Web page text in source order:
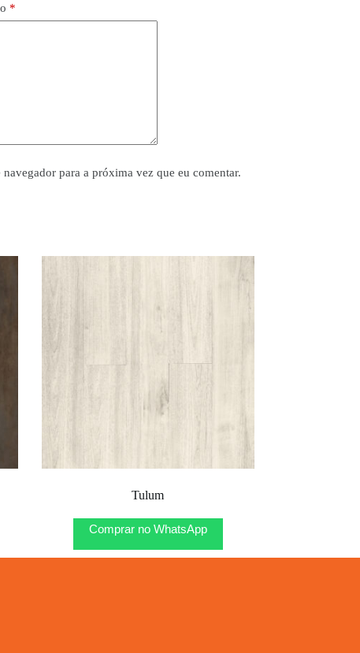
*
navegador para a próxima vez que eu comentar.
Tulum
Comprar no WhatsApp